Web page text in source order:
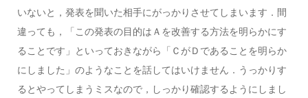
いないと，発表を聞いた相手にがっかりさせてしまいます．間
違っても，「この発表の目的はＡを改善する方法を明らかにす
ることです」といっておきながら「ＣがＤであることを明らか
にしました」のようなことを話してはいけません．うっかりす
るとやってしまうミスなので，しっかり確認するようにしまし